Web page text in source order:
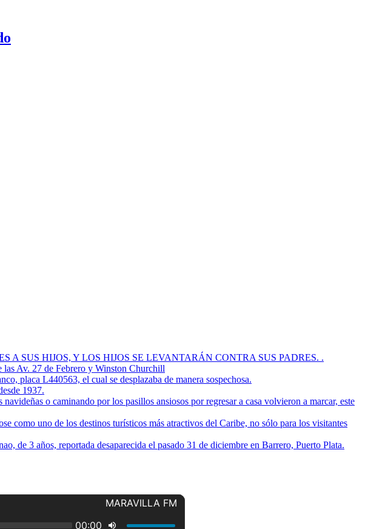
A SUS HIJOS, Y LOS HIJOS SE LEVANTARÁN CONTRA SUS PADRES. .
las Av. 27 de Febrero y Winston Churchill
placa L440563, el cual se desplazaba de manera sospechosa.
1937.
o caminando por los pasillos ansiosos por regresar a casa volvieron a marcar, este
como uno de los destinos turísticos más atractivos del Caribe, no sólo para los visitantes
de 3 años, reportada desaparecida el pasado 31 de diciembre en Barrero, Puerto Plata.